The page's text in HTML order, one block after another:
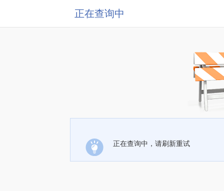
正在查询中
正在查询中，请刷新重试